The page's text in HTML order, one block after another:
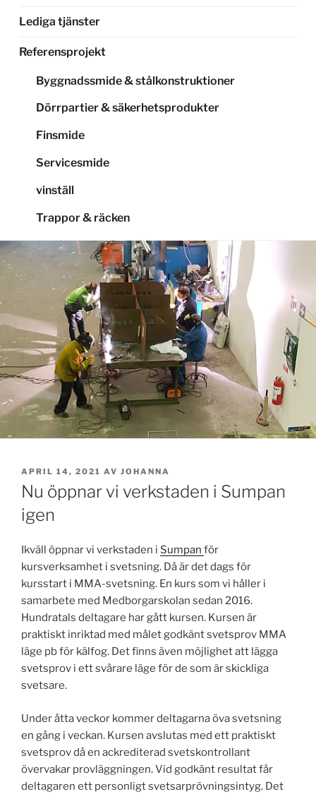
Lediga tjänster
Referensprojekt
Byggnadssmide & stålkonstruktioner
Dörrpartier & säkerhetsprodukter
Finsmide
Servicesmide
vinställ
Trappor & räcken
PUBLICERAT
APRIL 14, 2021 AV JOHANNA
Nu öppnar vi verkstaden i Sumpan
igen
Ikväll öppnar vi verkstaden i Sumpan för
kursverksamhet i svetsning. Då är det dags för
kursstart i MMA-svetsning. En kurs som vi håller i
samarbete med Medborgarskolan sedan 2016.
Hundratals deltagare har gått kursen. Kursen är
praktiskt inriktad med målet godkänt svetsprov MMA
läge pb för kälfog. Det finns även möjlighet att lägga
svetsprov i ett svårare läge för de som är skickliga
svetsare.
Under åtta veckor kommer deltagarna öva svetsning
en gång i veckan. Kursen avslutas med ett praktiskt
svetsprov då en ackrediterad svetskontrollant
övervakar provläggningen. Vid godkänt resultat får
deltagaren ett personligt svetsarprövningsintyg. Det